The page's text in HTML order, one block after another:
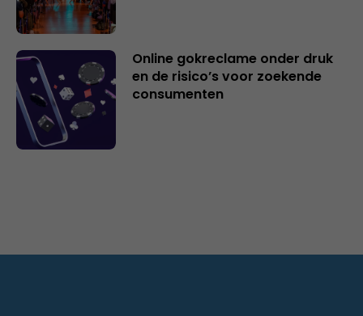
Online gokreclame onder druk
en de risico’s voor zoekende
consumenten